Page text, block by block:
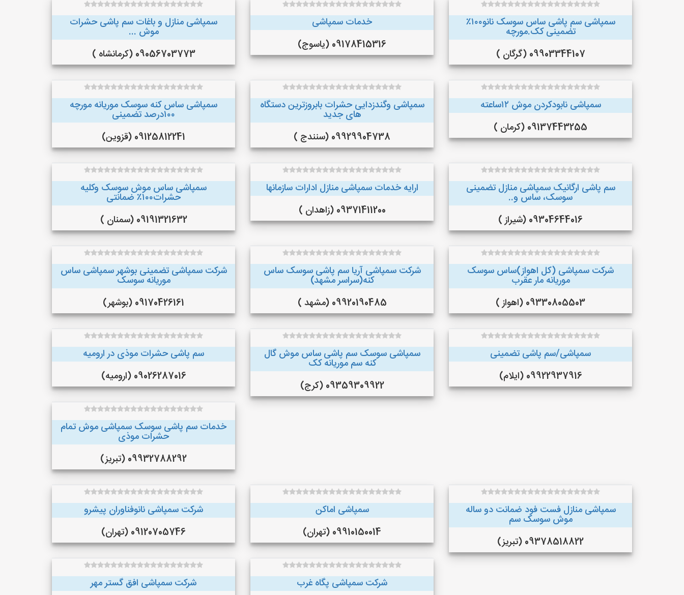
سمپاشی سم پاشی ساس سوسک نانو۱۰۰٪
تضمینی کک.مورچه
09903344107 (گرگان )
خدمات سمپاشی
09178415316 (یاسوج)
سمپاشی منازل و باغات سم پاشی حشرات
موش ...
09056703773 (کرمانشاه )
سمپاشی نابودکردن موش ۱۲ساعته
09137443255 (کرمان )
سمپاشی وگندزدایی حشرات بابروزترین دستگاه
های جدید
09929904738 (سنندج )
سمپاشی ساس کنه سوسک موریانه مورچه
۱۰۰درصد تضمینی
09125812241 (قزوین)
سم پاشی ارگانیک سمپاشی منازل تضمینی
سوسک، ساس و..
09304644016 (شیراز )
ارایه خدمات سمپاشی منازل ادارات سازمانها
09371411200 (زاهدان )
سمپاشی ساس موش سوسک وکلیه
حشرات۱۰۰٪ ضمانتی
09191321632 (سمنان )
شرکت سمپاشی (کل اهواز)ساس سوسک
موریانه مار عقرب
09330805503 (اهواز )
شرکت سمپاشی آریا سم پاشی سوسک ساس
کنه(سراسر مشهد)
09920190485 (مشهد )
شرکت سمپاشی تضمینی بوشهر سمپاشی ساس
موریانه سوسک
09170426161 (بوشهر)
سمپاشی/سم پاشی تضمینی
09922937916 (ایلام)
سمپاشی سوسک سم پاشی ساس موش گال
کنه سم موریانه کک
09359309922 (کرج)
سم پاشی حشرات موذی در ارومیه
09026287016 (ارومیه)
خدمات سم پاشی سوسک سمپاشی موش تمام
حشرات موذی
09932788292 (تبریز)
سمپاشی منازل فست فود ضمانت دو ساله
موش سوسک سم
09378518822 (تبریز)
سمپاشی اماکن
09910150014 (تهران)
شرکت سمپاشی نانوفناوران پیشرو
09120705746 (تهران)
شرکت سمپاشی پگاه غرب شرکت سمپاشی افق گستر مهر